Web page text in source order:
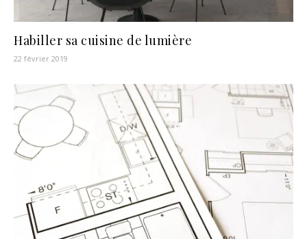
Habiller sa cuisine de lumière
22 février 2019